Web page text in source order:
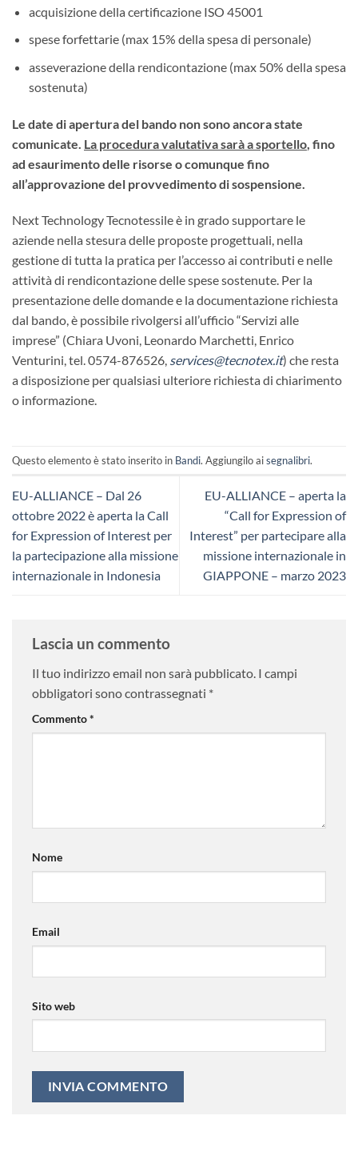
acquisizione della certificazione ISO 45001
spese forfettarie (max 15% della spesa di personale)
asseverazione della rendicontazione (max 50% della spesa
sostenuta)
Le date di apertura del bando non sono ancora state
comunicate. La procedura valutativa sarà a sportello , fino
ad esaurimento delle risorse o comunque fino
all’approvazione del provvedimento di sospensione.
Next Technology Tecnotessile è in grado supportare le
aziende nella stesura delle proposte progettuali, nella
gestione di tutta la pratica per l’accesso ai contributi e nelle
attività di rendicontazione delle spese sostenute. Per la
presentazione delle domande e la documentazione richiesta
dal bando, è possibile rivolgersi all’ufficio “Servizi alle
imprese” (Chiara Uvoni, Leonardo Marchetti, Enrico
Venturini, tel. 0574-876526, services@tecnotex.it) che resta
a disposizione per qualsiasi ulteriore richiesta di chiarimento
o informazione.
Questo elemento è stato inserito in Bandi. Aggiungilo aisegnalibri.
EU-ALLIANCE – Dal 26
ottobre 2022 è aperta la Call
for Expression of Interest per
la partecipazione alla missione
internazionale in Indonesia
EU-ALLIANCE – aperta la
“Call for Expression of
Interest” per partecipare alla
missione internazionale in
GIAPPONE – marzo 2023
Lascia un commento
Il tuo indirizzo email non sarà pubblicato. I campi
obbligatori sono contrassegnati *
Commento*
Nome
Email
Sito web